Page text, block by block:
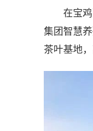
在宝
集团智慧
茶叶基地